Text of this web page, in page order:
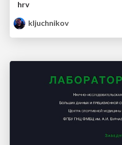
hrv
kljuchnikov